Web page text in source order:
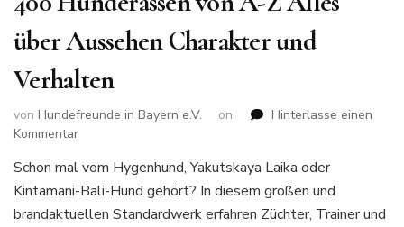
über Aussehen Charakter und
Verhalten
von Hundefreunde in Bayern e.V. on
Hinterlasse einen
Kommentarzu
Hunderassen
von
A-
Schon mal vom Hygenhund, Yakutskaya Laika oder
Kintamani-Bali-Hund gehört? In diesem großen und
brandaktuellen Standardwerk erfahren Züchter, Trainer und